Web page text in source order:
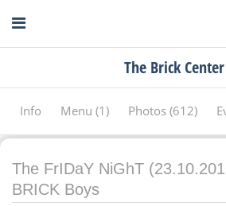
The Brick Center
Info Menu (1) Photos (612)
The FrIDaY NiGhT
BRICK Boys